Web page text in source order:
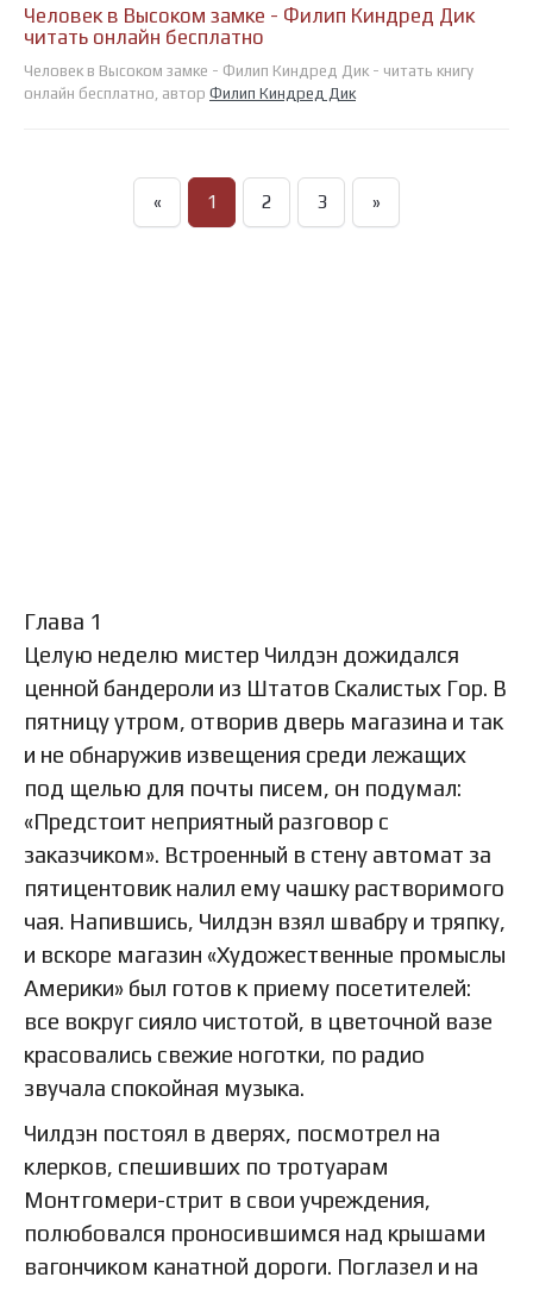
Человек в Высоком замке - Филип Киндред Дик
читать онлайн бесплатно
Человек в Высоком замке - Филип Киндред Дик - читать книгу
онлайн бесплатно, автор Филип Киндред Дик
« 1 2 3 »
Глава 1
Целую неделю мистер Чилдэн дожидался
ценной бандероли из Штатов Скалистых Гор. В
пятницу утром, отворив дверь магазина и так
и не обнаружив извещения среди лежащих
под щелью для почты писем, он подумал:
«Предстоит неприятный разговор с
заказчиком». Встроенный в стену автомат за
пятицентовик налил ему чашку растворимого
чая. Напившись, Чилдэн взял швабру и тряпку,
и вскоре магазин «Художественные промыслы
Америки» был готов к приему посетителей:
все вокруг сияло чистотой, в цветочной вазе
красовались свежие ноготки, по радио
звучала спокойная музыка.
Чилдэн постоял в дверях, посмотрел на
клерков, спешивших по тротуарам
Монтгомери-стрит в свои учреждения,
полюбовался проносившимся над крышами
вагончиком канатной дороги. Поглазел и на